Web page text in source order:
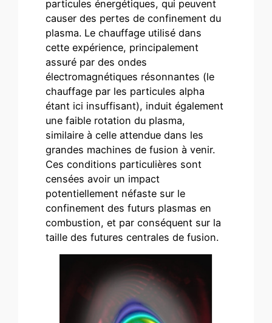
particules énergétiques, qui peuvent
causer des pertes de confinement du
plasma. Le chauffage utilisé dans
cette expérience, principalement
assuré par des ondes
électromagnétiques résonnantes (le
chauffage par les particules alpha
étant ici insuffisant), induit également
une faible rotation du plasma,
similaire à celle attendue dans les
grandes machines de fusion à venir.
Ces conditions particulières sont
censées avoir un impact
potentiellement néfaste sur le
confinement des futurs plasmas en
combustion, et par conséquent sur la
taille des futures centrales de fusion.